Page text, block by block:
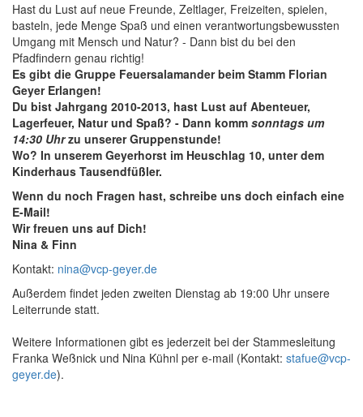
Hast du Lust auf neue Freunde, Zeltlager, Freizeiten, spielen,
basteln, jede Menge Spaß und einen verantwortungsbewussten
Umgang mit Mensch und Natur? - Dann bist du bei den
Pfadfindern genau richtig!
Es gibt die Gruppe Feuersalamander beim Stamm Florian
Geyer Erlangen!
Du bist Jahrgang 2010-2013, hast Lust auf Abenteuer,
Lagerfeuer, Natur und Spaß? - Dann komm sonntags um
14:30 Uhrzu unserer Gruppenstunde!
Wo? In unserem Geyerhorst im Heuschlag 10, unter dem
Kinderhaus Tausendfüßler.
Wenn du noch Fragen hast, schreibe uns doch einfach eine
E-Mail!
Wir freuen uns auf Dich!
Nina & Finn
Kontakt: nina@vcp-geyer.de
Außerdem findet jeden zweiten Dienstag ab 19:00 Uhr unsere
Leiterrunde statt.
Weitere Informationen gibt es jederzeit bei der Stammesleitung
Franka Weßnick und Nina Kühnl per e-mail (Kontakt: stafue@vcp-
geyer.de).